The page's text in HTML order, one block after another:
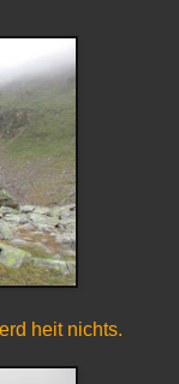
heit nichts.